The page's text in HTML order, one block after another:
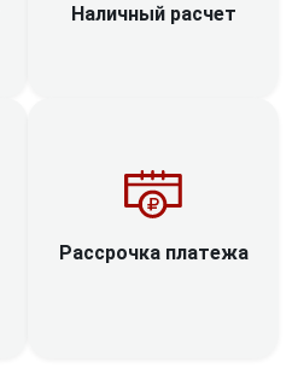
Наличный расчет
Рассрочка платежа